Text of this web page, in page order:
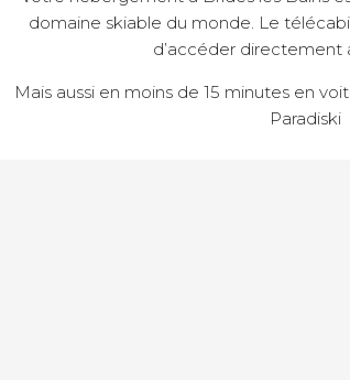
domaine skiable du monde. Le
d’accéder directement
Mais aussi en moins de 15 minutes en
Paradiski